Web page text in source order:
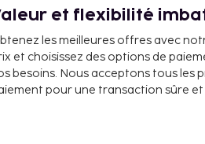
de Madrid - 2,7 km
proche est : Aéroport
et flexibilité
les meilleures offres avec
et choisissez des options de
besoins. Nous acceptons tous les
pour une transaction sûre et